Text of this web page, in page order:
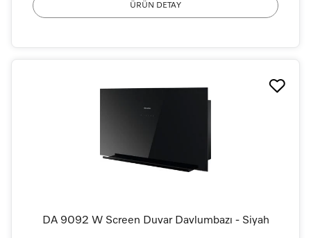
ÜRÜN DETAY
DA 9092 W Screen Duvar Davlumbazı - Siyah